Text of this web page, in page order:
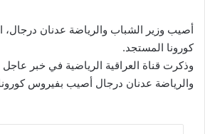
أصيب وزير الشباب والرياضة عدنان درجال،
كورونا المستجد.
وذكرت قناة العراقية الرياضية في خبر
والرياضة عدنان درجال أصيب بفيروس